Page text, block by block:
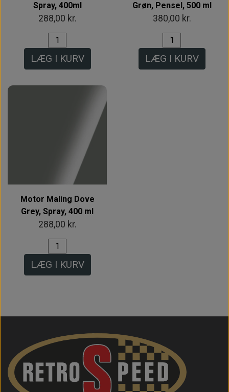
Spray, 400ml
288,00 kr.
LÆG I KURV
Grøn, Pensel, 500 ml
380,00 kr.
LÆG I KURV
Motor Maling Dove
Grey, Spray, 400 ml
288,00 kr.
LÆG I KURV